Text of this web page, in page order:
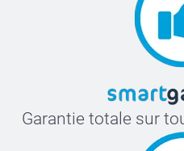
Garantie totale sur